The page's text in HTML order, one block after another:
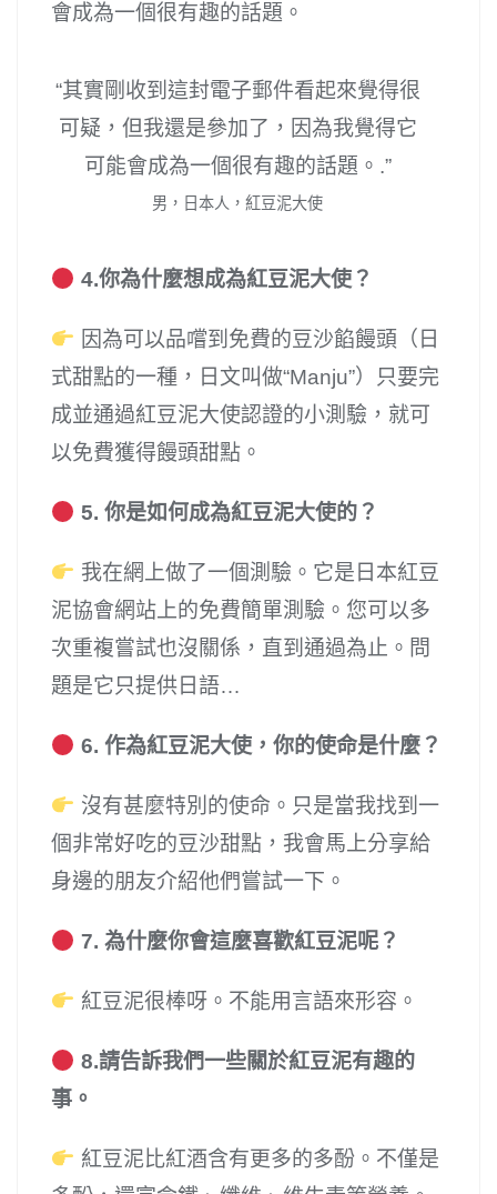
會成為一個很有趣的話題。
“其實剛收到這封電子郵件看起來覺得很
可疑，但我還是參加了，因為我覺得它
可能會成為一個很有趣的話題。.”
男，日本人，紅豆泥大使
4.你為什麼想成為紅豆泥大使？
因為可以品嚐到免費的豆沙餡饅頭（日
式甜點的一種，日文叫做“Manju”）只要完
成並通過紅豆泥大使認證的小測驗，就可
以免費獲得饅頭甜點。
5. 你是如何成為紅豆泥大使的？
我在網上做了一個測驗。它是日本紅豆
泥協會網站上的免費簡單測驗。您可以多
次重複嘗試也沒關係，直到通過為止。問
題是它只提供日語…
6. 作為紅豆泥大使，你的使命是什麼？
沒有甚麼特別的使命。只是當我找到一
個非常好吃的豆沙甜點，我會馬上分享給
身邊的朋友介紹他們嘗試一下。
7. 為什麼你會這麼喜歡紅豆泥呢？
紅豆泥很棒呀。不能用言語來形容。
8.請告訴我們一些關於紅豆泥有趣的
事。
紅豆泥比紅酒含有更多的多酚。不僅是